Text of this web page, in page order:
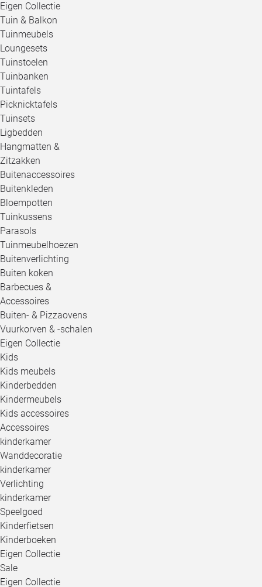
Eigen Collectie
Tuin & Balkon
Tuinmeubels
Loungesets
Tuinstoelen
Tuinbanken
Tuintafels
Picknicktafels
Tuinsets
Ligbedden
Hangmatten &
Zitzakken
Buitenaccessoires
Buitenkleden
Bloempotten
Tuinkussens
Parasols
Tuinmeubelhoezen
Buitenverlichting
Buiten koken
Barbecues &
Accessoires
Buiten- & Pizzaovens
Vuurkorven & -schalen
Eigen Collectie
Kids
Kids meubels
Kinderbedden
Kindermeubels
Kids accessoires
Accessoires
kinderkamer
Wanddecoratie
kinderkamer
Verlichting
kinderkamer
Speelgoed
Kinderfietsen
Kinderboeken
Eigen Collectie
Sale
Eigen Collectie